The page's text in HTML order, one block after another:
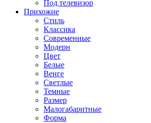
Под телевизор
Прихожие
Стиль
Классика
Современные
Модерн
Цвет
Белые
Венге
Светлые
Темные
Размер
Малогабаритные
Форма